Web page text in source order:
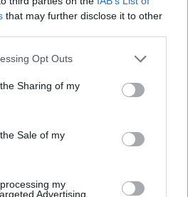
that may further disclose it to other
Opt Outs
Sharing of my
Sale of my
my
Advertising.
θα εισέρχεται προσκυνητής ο
με τα νεανικά του οράματα.
και κραταίωσε τον πυρήνα
η ποιητική συλλογή του
Τα 82 έμμετρα ποιήματα, που
γενεά, ζωγραφίζουν με
βίο και εναγκαλίζονται την